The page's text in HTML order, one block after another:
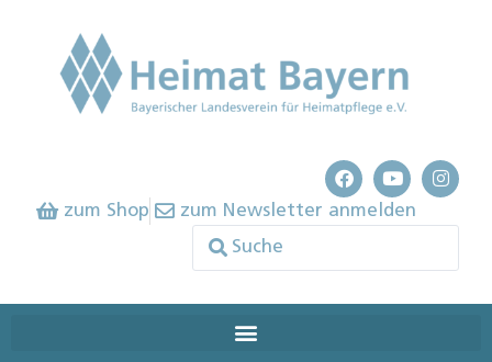
zum Shop zum Newsletter anmelden